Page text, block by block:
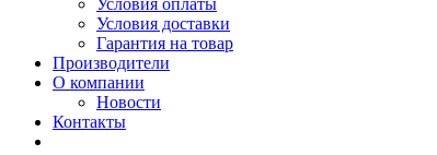
Условия оплаты
Условия доставки
Гарантия на товар
Производители
О компании
Новости
Контакты